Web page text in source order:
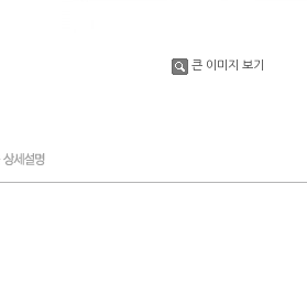
큰 이미지 보기